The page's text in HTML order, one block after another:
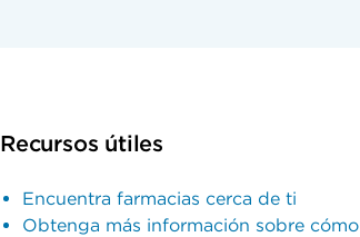
Recursos útiles
Encuentra farmacias cerca de ti
Obtenga más información sobre cómo